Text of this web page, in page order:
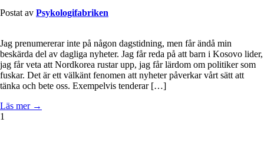
Postat av Psykologifabriken
Jag prenumererar inte på någon dagstidning, men får ändå min
beskärda del av dagliga nyheter. Jag får reda på att barn i Kosovo lider,
jag får veta att Nordkorea rustar upp, jag får lärdom om politiker som
fuskar. Det är ett välkänt fenomen att nyheter påverkar vårt sätt att
tänka och bete oss. Exempelvis tenderar […]
Läs mer →
1